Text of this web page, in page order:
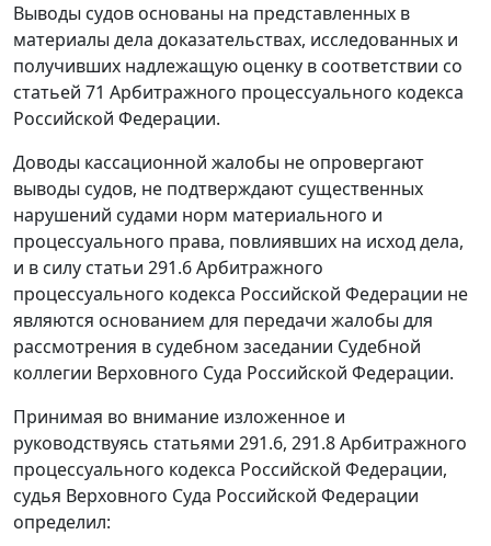
Выводы судов основаны на представленных в
материалы дела доказательствах, исследованных и
получивших надлежащую оценку в соответствии со
статьей 71 Арбитражного процессуального кодекса
Российской Федерации.
Доводы кассационной жалобы не опровергают
выводы судов, не подтверждают существенных
нарушений судами норм материального и
процессуального права, повлиявших на исход дела,
и в силу статьи 291.6 Арбитражного
процессуального кодекса Российской Федерации не
являются основанием для передачи жалобы для
рассмотрения в судебном заседании Судебной
коллегии Верховного Суда Российской Федерации.
Принимая во внимание изложенное и
руководствуясь статьями 291.6, 291.8 Арбитражного
процессуального кодекса Российской Федерации,
судья Верховного Суда Российской Федерации
определил: